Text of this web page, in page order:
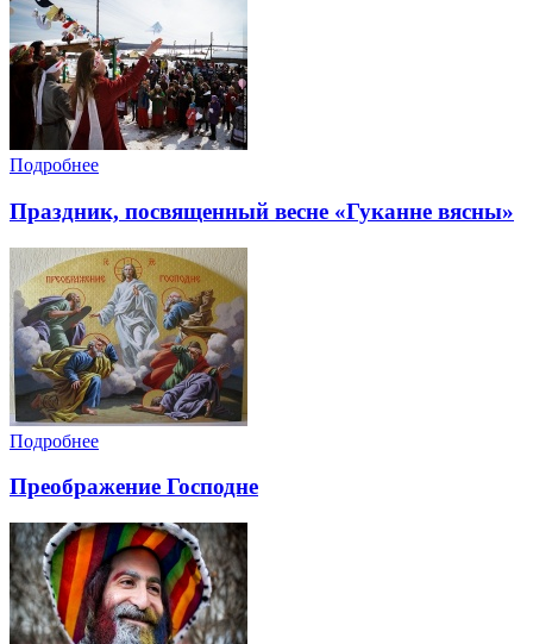
Подробнее
Праздник, посвященный весне «Гуканне вясны»
Подробнее
Преображение Господне